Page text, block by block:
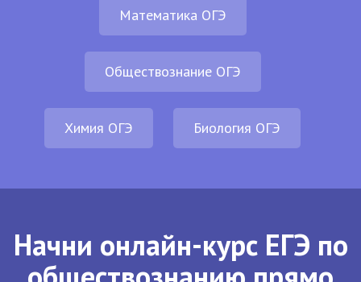
Математика ОГЭ
Обществознание ОГЭ
Химия ОГЭ Биология ОГЭ
Начни онлайн-курс ЕГЭ по